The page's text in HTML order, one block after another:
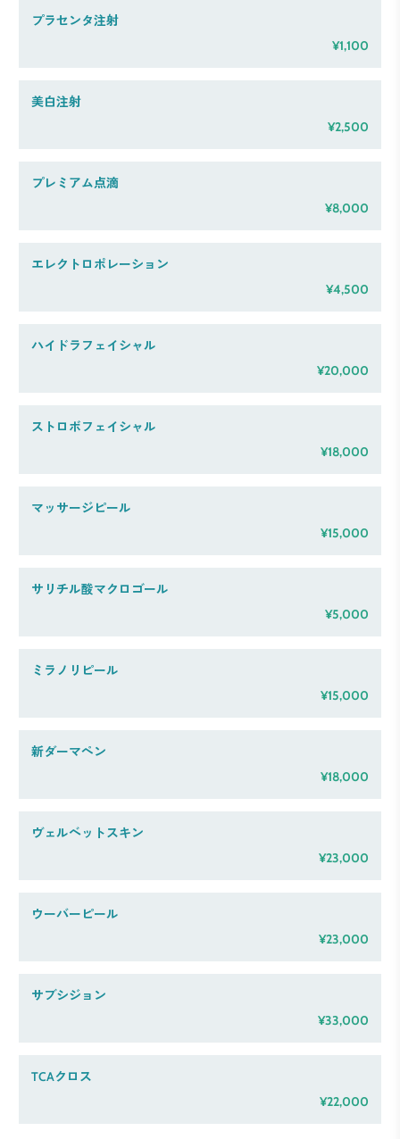
プラセンタ注射
¥1,100
美白注射
¥2,500
プレミアム点滴
¥8,000
エレクトロポレーション
¥4,500
ハイドラフェイシャル
¥20,000
ストロボフェイシャル
¥18,000
マッサージピール
¥15,000
サリチル酸マクロゴール
¥5,000
ミラノリピール
¥15,000
新ダーマペン
¥18,000
ヴェルベットスキン
¥23,000
ウーバーピール
¥23,000
サブシジョン
¥33,000
TCAクロス
¥22,000